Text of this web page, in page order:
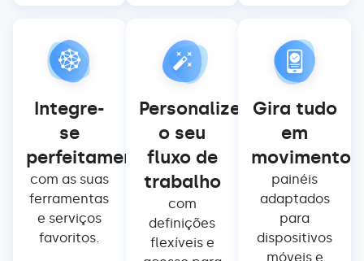
Integre-
se
perfeitamente
com as suas
ferramentas
e serviços
favoritos.
Personalize
o seu
fluxo de
trabalho
com
definições
flexíveis e
Gira tudo
em
movimento
painéis
adaptados
para
dispositivos
móveis e